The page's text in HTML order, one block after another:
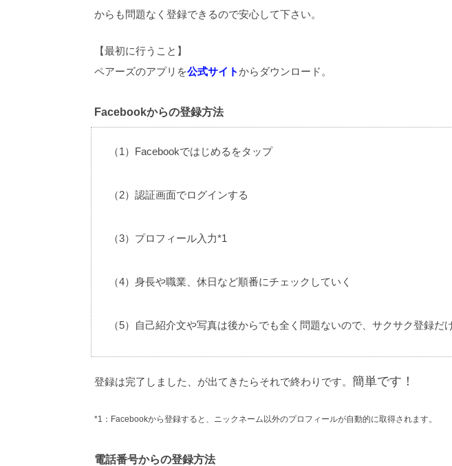
からも問題なく登録できるので安心して下さい。
【最初に行うこと】
ペアーズのアプリを公式サイトからダウンロード。
Facebookからの登録方法
（1）Facebookではじめるをタップ
（2）認証画面でログインする
（3）プロフィール入力*1
（4）身長や職業、休日など順番にチェックしていく
（5）自己紹介文や写真は後からでも全く問題ないので、サクサク登録だ
登録は完了しました、が出てきたらそれで終わりです。 簡単です！
*1：Facebookから登録すると、ニックネーム以外のプロフィールが自動的に取得されます。
電話番号からの登録方法